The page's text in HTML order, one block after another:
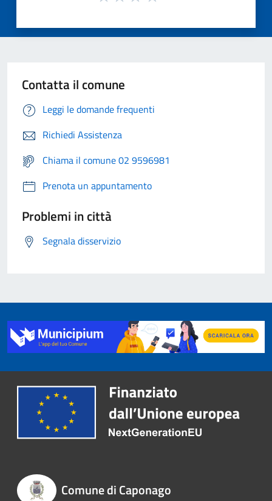
Contatta il comune
Leggi le domande frequenti
Richiedi Assistenza
Chiama il comune 02 9596981
Prenota un appuntamento
Problemi in città
Segnala disservizio
Comune di Caponago